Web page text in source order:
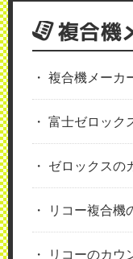
複合機
複合機メーカ
富士ゼロック
ゼロックスの
リコー複合機
リコーのカウ